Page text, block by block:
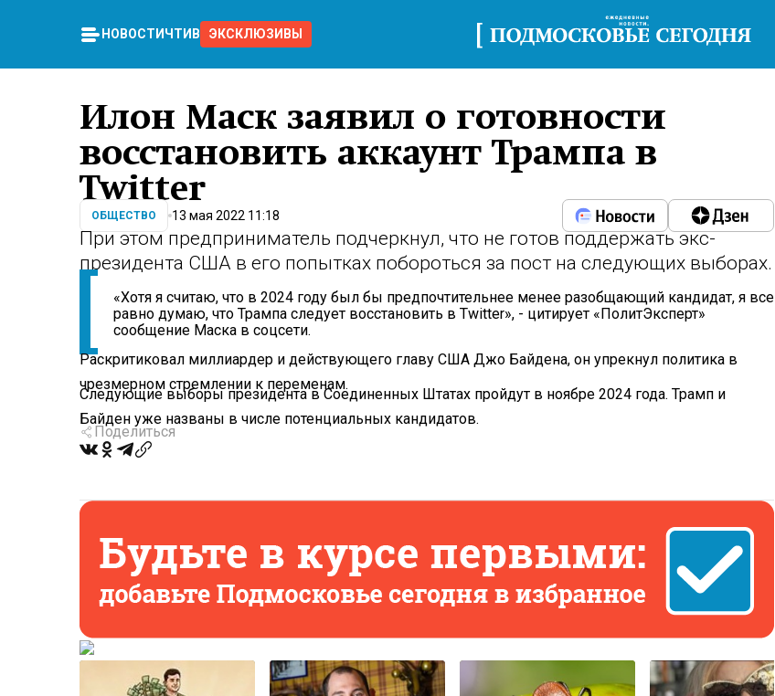
НОВОСТИ ЧТИВО ЭКСКЛЮЗИВЫ
Илон Маск заявил о готовности
восстановить аккаунт Трампа в
Twitter
ОБЩЕСТВО 13 мая 2022 11:18
При этом предприниматель подчеркнул, что не готов поддержать экс-
президента США в его попытках побороться за пост на следующих выборах.
«Хотя я считаю, что в 2024 году был бы предпочтительнее менее разобщающий кандидат, я все
равно думаю, что Трампа следует восстановить в Twitter», - цитирует «ПолитЭксперт»
сообщение Маска в соцсети.
Раскритиковал миллиардер и действующего главу США Джо Байдена, он упрекнул политика в
чрезмерном стремлении к переменам.
Следующие выборы президента в Соединенных Штатах пройдут в ноябре 2024 года. Трамп и
Байден уже названы в числе потенциальных кандидатов.
Поделиться